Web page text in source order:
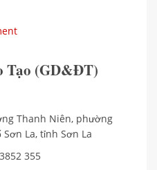
Tạo (GD&ĐT)
Thanh Niên, phường
La, tỉnh Sơn La
355